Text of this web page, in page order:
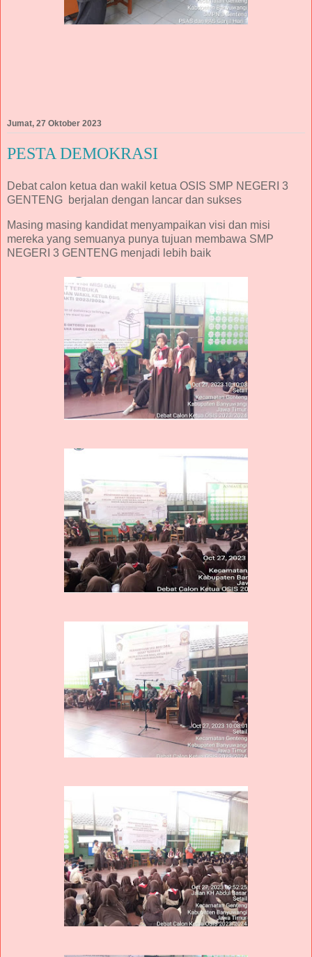
Jumat, 27 Oktober 2023
PESTA DEMOKRASI
Debat calon ketua dan wakil ketua OSIS SMP NEGERI 3
GENTENG berjalan dengan lancar dan sukses
Masing masing kandidat menyampaikan visi dan misi
mereka yang semuanya punya tujuan membawa SMP
NEGERI 3 GENTENG menjadi lebih baik